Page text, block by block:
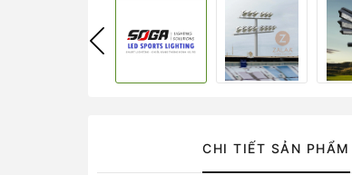
CHI TIẾT SẢN PHẨM